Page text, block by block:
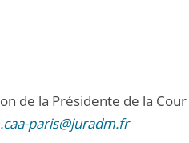
de la Présidente de la
paris@juradm.fr